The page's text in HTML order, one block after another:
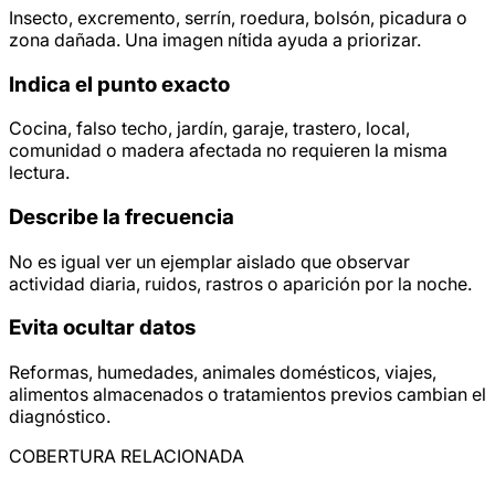
Insecto, excremento, serrín, roedura, bolsón, picadura o
zona dañada. Una imagen nítida ayuda a priorizar.
Indica el punto exacto
Cocina, falso techo, jardín, garaje, trastero, local,
comunidad o madera afectada no requieren la misma
lectura.
Describe la frecuencia
No es igual ver un ejemplar aislado que observar
actividad diaria, ruidos, rastros o aparición por la noche.
Evita ocultar datos
Reformas, humedades, animales domésticos, viajes,
alimentos almacenados o tratamientos previos cambian el
diagnóstico.
COBERTURA RELACIONADA